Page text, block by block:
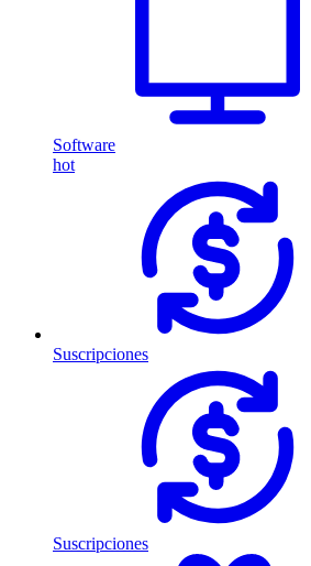
Software
hot
Suscripciones
Suscripciones